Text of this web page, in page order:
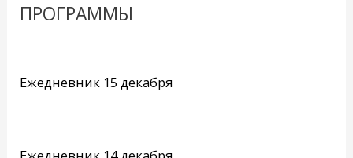
ПРОГРАММЫ
Ежедневник 15 декабря